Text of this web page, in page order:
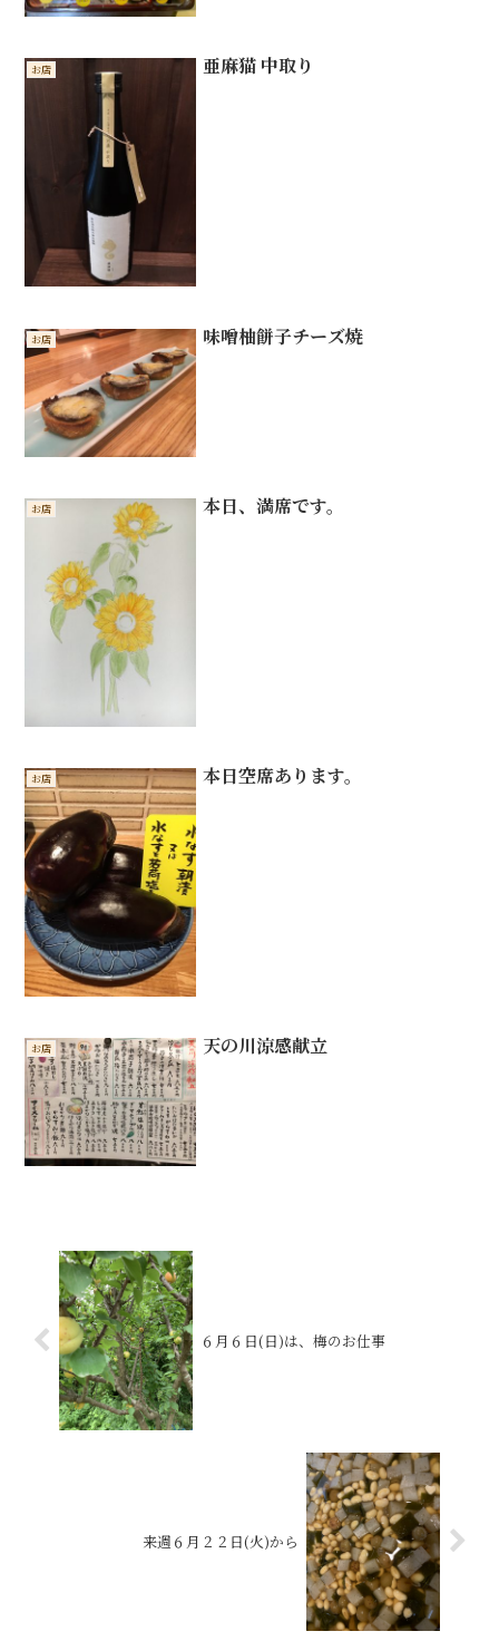
お店 亜麻猫 中取り
お店 味噌柚餅子チーズ焼
お店 本日、満席です。
お店 本日空席あります。
お店 天の川涼感献立
６月６日(日)は、梅のお仕事
来週６月２２日(火)から